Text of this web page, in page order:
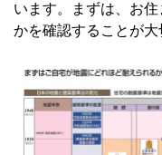
います。まずは、お
かを確認することが大